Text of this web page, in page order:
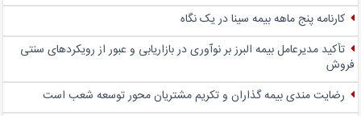
کارنامه پنج ماهه بیمه سینا در یک نگاه
تأکید مدیرعامل بیمه البرز بر نوآوری در بازاریابی و عبور از رویکردهای سنتی
فروش
رضایت مندی بیمه گذاران و تکریم مشتریان محور توسعه شعب است